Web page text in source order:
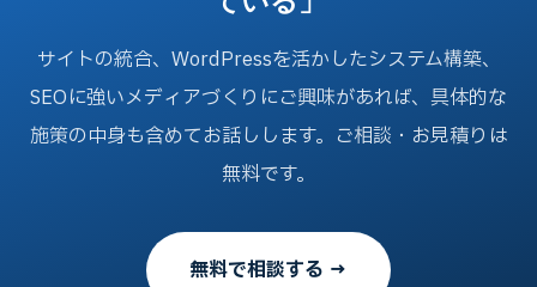
サイトの統合、WordPressを活かしたシステム構築、
SEOに強いメディアづくりにご興味があれば、具体的な
施策の中身も含めてお話しします。ご相談・お見積りは
無料です。
無料で相談する →